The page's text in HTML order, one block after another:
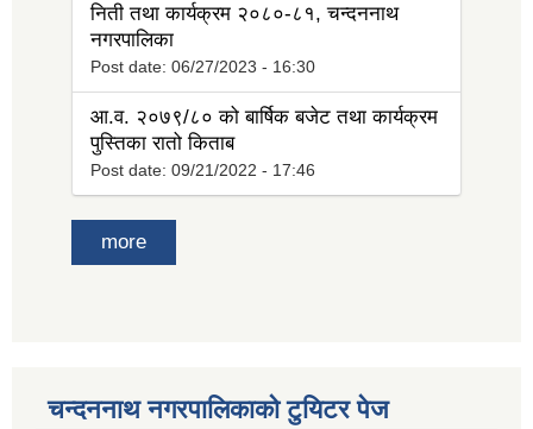
निती तथा कार्यक्रम २०८०-८१, चन्दननाथ
नगरपालिका
Post date: 06/27/2023 - 16:30
आ.व. २०७९/८० को बार्षिक बजेट तथा कार्यक्रम
पुस्तिका रातो किताब
Post date: 09/21/2022 - 17:46
more
चन्दननाथ नगरपालिकाको टुयिटर पेज